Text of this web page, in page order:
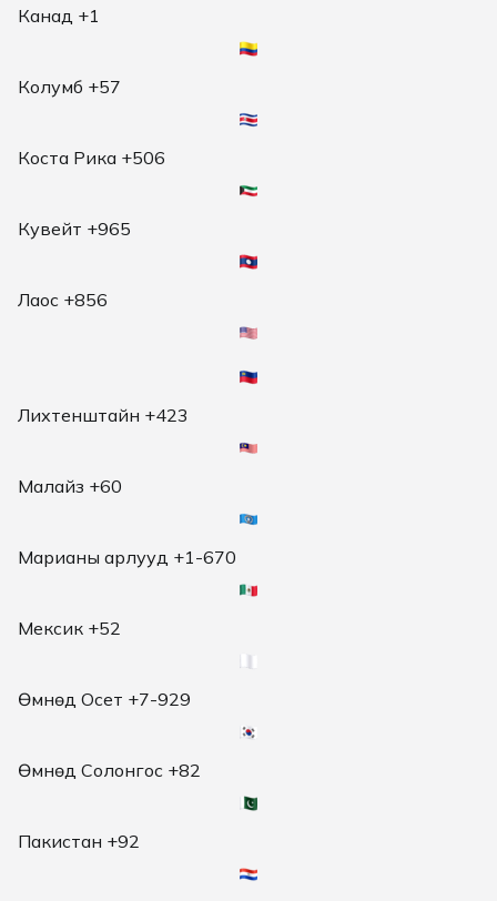
Канад +1
Колумб +57
Коста Рика +506
Кувейт +965
Лаос +856
Лихтенштайн +423
Малайз +60
Марианы арлууд +1-670
Мексик +52
Өмнөд Осет +7-929
Өмнөд Солонгос +82
Пакистан +92